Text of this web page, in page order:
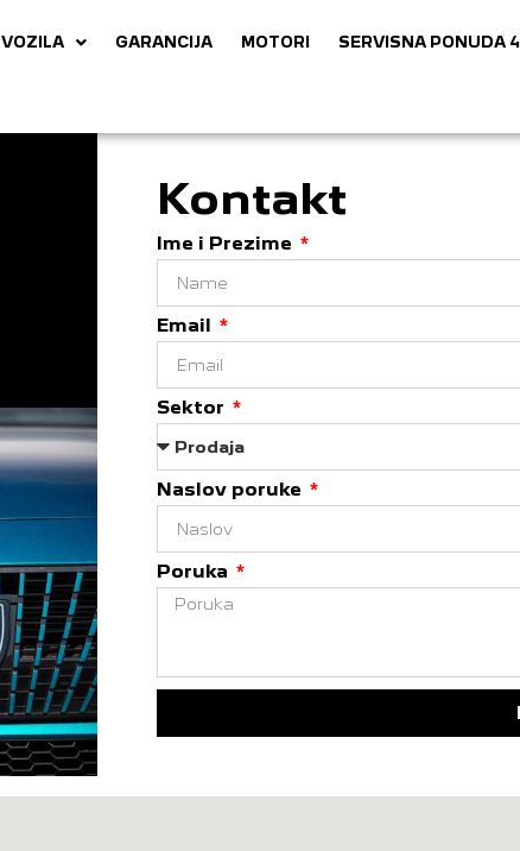
VOZILA GARANCIJA MOTORI SERVISNA PONUDA
Kontakt
Ime i Prezime
Email
Sektor
Naslov poruke
Poruka